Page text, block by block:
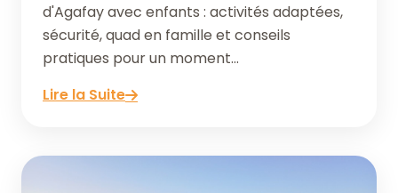
d'Agafay avec enfants : activités adaptées,
sécurité, quad en famille et conseils
pratiques pour un moment...
Lire la Suite